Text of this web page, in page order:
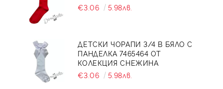
€3.06
5.98лв.
ДЕТСКИ ЧОРАПИ 3/4 В БЯЛО С
ПАНДЕЛКА 7465464 ОТ
КОЛЕКЦИЯ СНЕЖИНА
€3.06
5.98лв.